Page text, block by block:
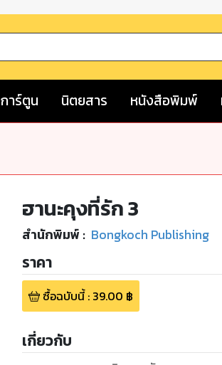
การ์ตูน นิตยสาร หนังสือพิมพ์
ฮานะคุงที่รัก 3
สำนักพิมพ์ : Bongkoch Publishing
ราคา
ซื้อฉบับนี้: 39.00 ฿
เกี่ยวกับ